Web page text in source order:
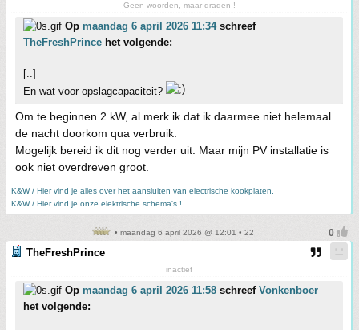
Geen woorden, maar draden !
Op maandag 6 april 2026 11:34schreef
TheFreshPrince het volgende:
[..]
En wat voor opslagcapaciteit?
Om te beginnen 2 kW, al merk ik dat ik daarmee niet helemaal
de nacht doorkom qua verbruik.
Mogelijk bereid ik dit nog verder uit. Maar mijn PV installatie is
ook niet overdreven groot.
K&W / Hier vind je alles over het aansluiten van electrische kookplaten.
K&W / Hier vind je onze elektrische schema's !
• maandag 6 april 2026 @ 12:01 • 22
TheFreshPrince
inactief
Op maandag 6 april 2026 11:58 schreef Vonkenboer
het volgende: